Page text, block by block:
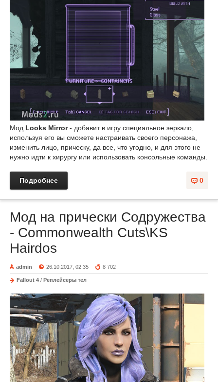
Мод Looks Mirror- добавит в игру специальное зеркало,
используя его вы сможете настраивать своего персонажа,
изменить лицо, прическу, да все, что угодно, и для этого не
нужно идти к хирургу или использовать консольные команды.
0
Подробнее
Мод на прически Содружества
- Commonwealth Cuts\KS
Hairdos
admin 26.10.2017, 02:35 8 702
Fallout 4 / Реплейсеры тел